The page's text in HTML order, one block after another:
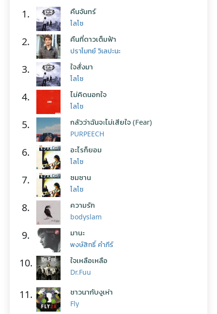
1. คืนจันทร์
โลโซ
2. คืนที่ดาวเต็มฟ้า
ปราโมทย์ วิเลปะนะ
3. ใจสั่งมา
โลโซ
4. ไม่คิดนอกใจ
โลโซ
5. กลัวว่าฉันจะไม่เสียใจ (Fear)
PURPEECH
6. อะไรก็ยอม
โลโซ
7. ซมซาน
โลโซ
8. ความรัก
bodyslam
9. มานะ
พงษ์สิทธิ์ คำภีร์
10. ใจเหลือเหลือ
Dr.Fuu
11. ชาวนากับงูเห่า
Fly